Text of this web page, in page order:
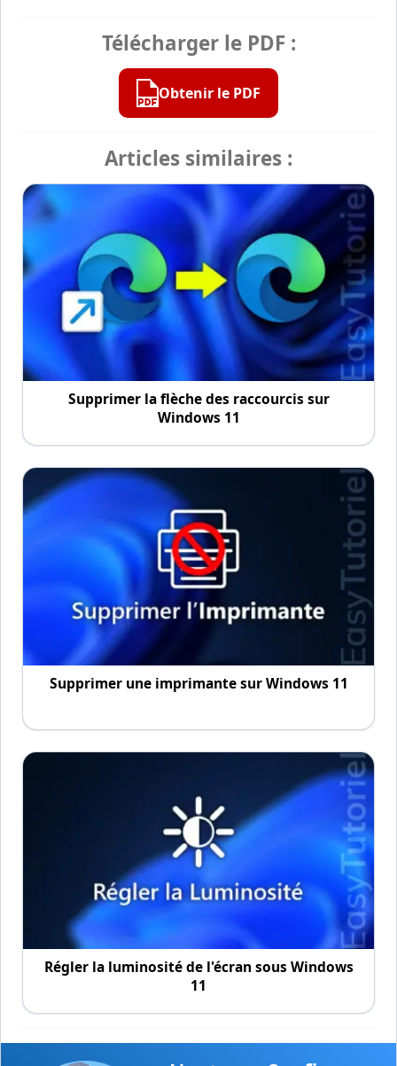
Télécharger le PDF :
Obtenir le PDF
Articles similaires :
Supprimer la flèche des raccourcis sur
Windows 11
Supprimer une imprimante sur Windows 11
Régler la luminosité de l'écran sous Windows
11